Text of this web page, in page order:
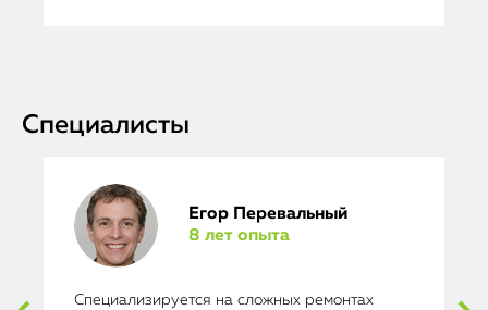
Специалисты
Егор Перевальный
8 лет опыта
Специализируется на сложных ремонтах